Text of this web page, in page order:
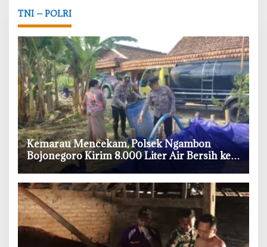
TNI – POLRI
‎Kemarau Mencekam, Polsek Ngambon
Bojonegoro Kirim 8.000 Liter Air Bersih ke
Warga Bondol